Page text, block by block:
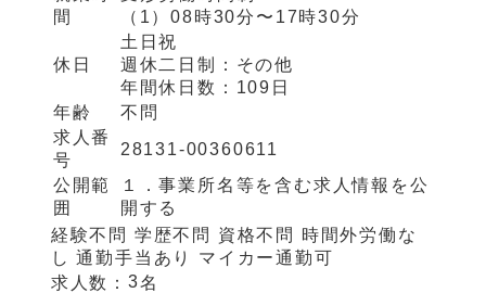
間
（1）08時30分〜17時30分
休日
土日祝
週休二日制： その他
年間休日数： 109日
年齢
不問
求人番
号
28131-00360611
公開範
囲
１．事業所名等を含む求人情報を公
開する
経験不問 学歴不問 資格不問
時間外労働な
し 通勤手当あり
マイカー通勤可
求人数： 3名